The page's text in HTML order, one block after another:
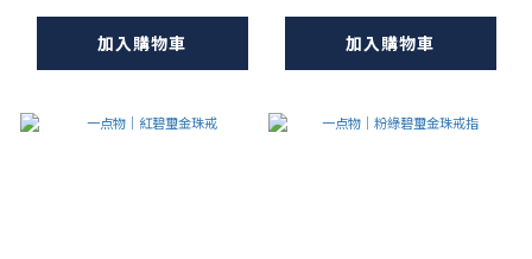
加入購物車 加入購物車